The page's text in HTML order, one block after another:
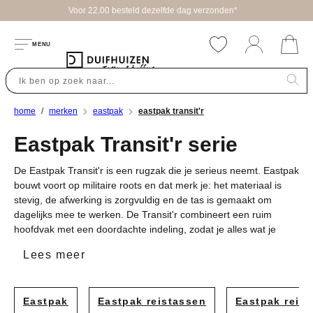
dag verzonden*
MENU
home merken eastpak eastpak transit'r
Eastpak Transit'r serie
De Eastpak Transit'r is een rugzak die je serieus neemt. Eastpak
bouwt voort op militaire roots en dat merk je: het materiaal is
stevig, de afwerking is zorgvuldig en de tas is gemaakt om
dagelijks mee te werken. De Transit'r combineert een ruim
hoofdvak met een doordachte indeling, zodat je alles wat je
pad bent voor een dagje stad of onderweg bent voor werk, deze
garantie op stiksels en 2 jaar op ritsen, wat zegt dat het merk
achter zijn producten staat. Dat is precies de zekerheid waar je
Lees meer
Eastpak Eastpak reistassen Eastpak